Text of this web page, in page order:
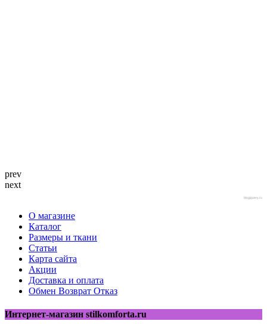
prev
next
blogjquery.ru
О магазине
Каталог
Размеры и ткани
Статьи
Карта сайта
Акции
Доставка и оплата
Обмен Возврат Отказ
Интернет-магазин stilkomforta.ru